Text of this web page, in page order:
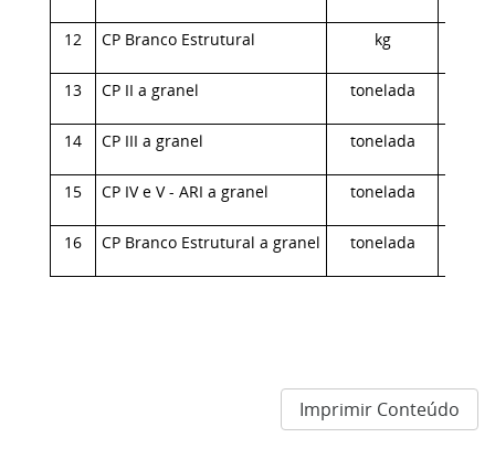
12 CP Branco Estrutural kg
13 CP II a granel tonelada
14 CP III a granel tonelada
15 CP IV e V - ARI a granel tonelada
16 CP Branco Estrutural a granel tonelada
Imprimir Conteúdo